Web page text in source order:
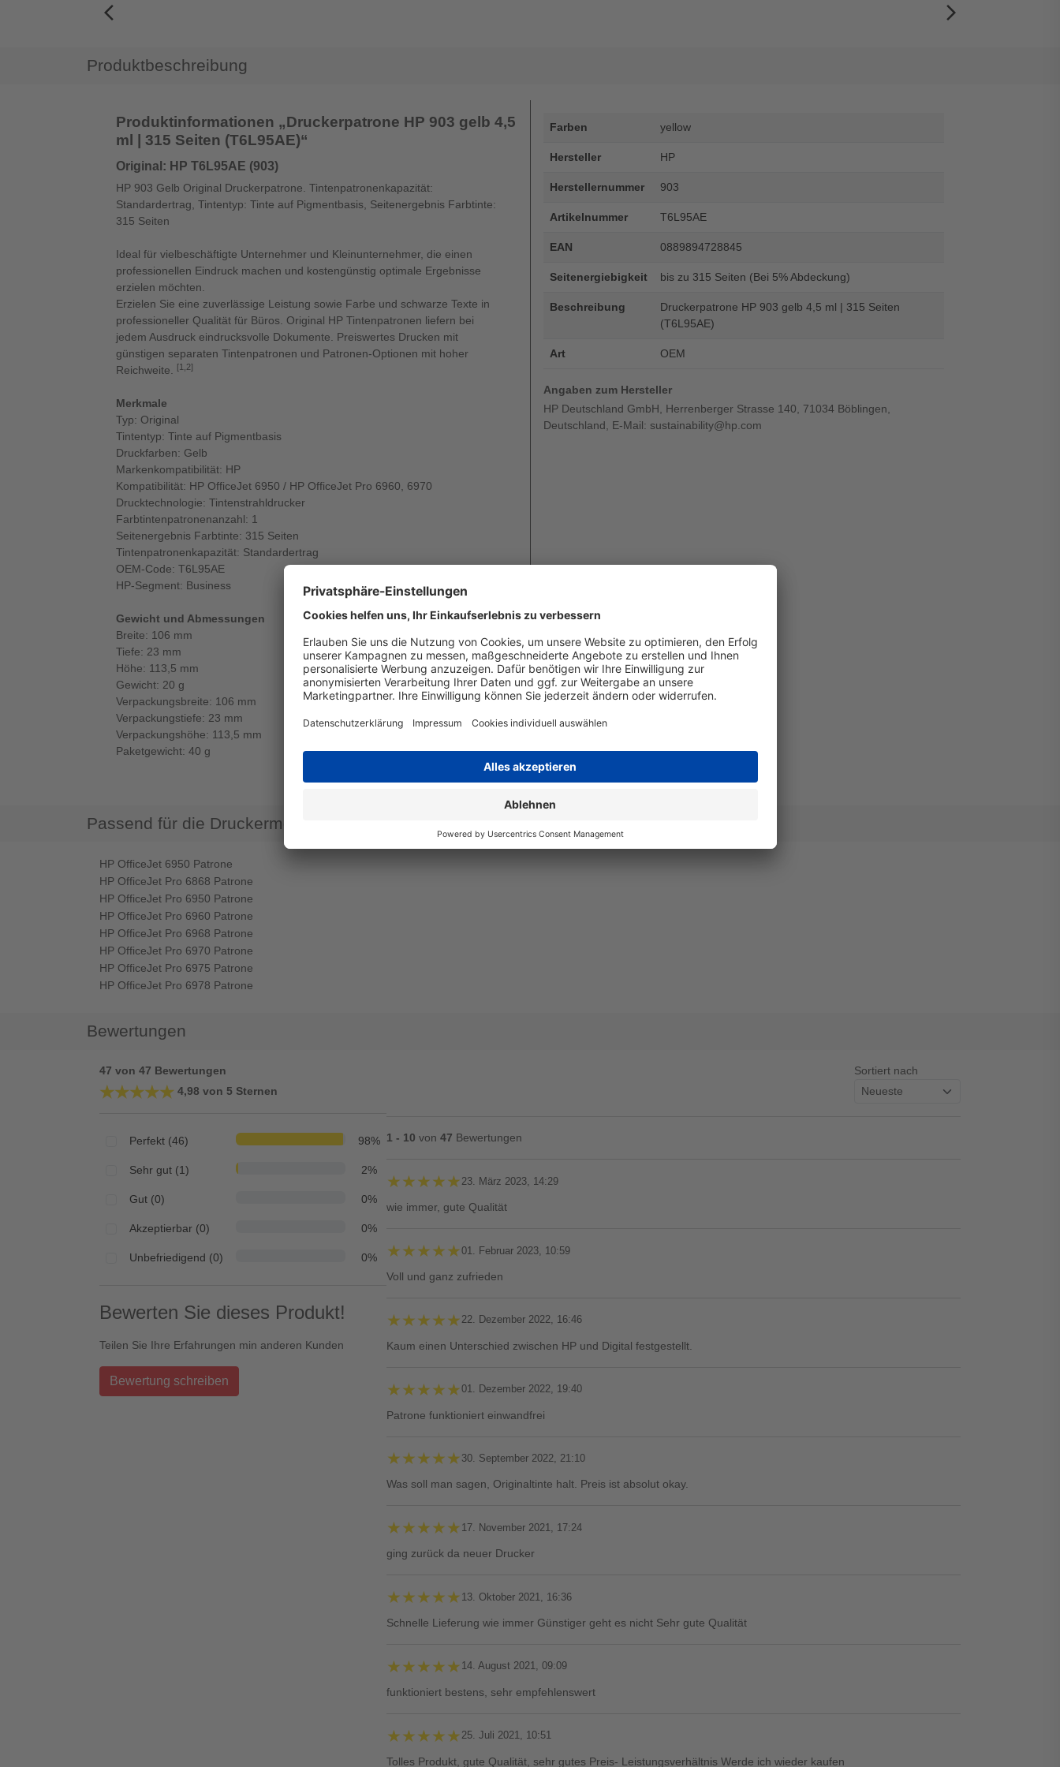
arrow_back_ios_new
arrow_forward_ios
Produktbeschreibung
Produktinformationen „Druckerpatrone HP 903 gelb 4,5
ml | 315 Seiten (T6L95AE)“
Original: HP T6L95AE (903)
HP 903 Gelb Original Druckerpatrone. Tintenpatronenkapazität:
Standardertrag, Tintentyp: Tinte auf Pigmentbasis, Seitenergebnis Farbtinte:
315 Seiten
Ideal für vielbeschäftigte Unternehmer und Kleinunternehmer, die einen
professionellen Eindruck machen und kostengünstig optimale Ergebnisse
erzielen möchten.
Erzielen Sie eine zuverlässige Leistung sowie Farbe und schwarze Texte in
professioneller Qualität für Büros. Original HP Tintenpatronen liefern bei
jedem Ausdruck eindrucksvolle Dokumente. Preiswertes Drucken mit
günstigen separaten Tintenpatronen und Patronen-Optionen mit hoher
Reichweite. [1,2]
Merkmale
Typ: Original
Tintentyp: Tinte auf Pigmentbasis
Druckfarben: Gelb
Markenkompatibilität: HP
Kompatibilität: HP OfficeJet 6950 / HP OfficeJet Pro 6960, 6970
Drucktechnologie: Tintenstrahldrucker
Farbtintenpatronenanzahl: 1
Seitenergebnis Farbtinte: 315 Seiten
Tintenpatronenkapazität: Standardertrag
OEM-Code: T6L95AE
HP-Segment: Business
Gewicht und Abmessungen
Breite: 106 mm
Tiefe: 23 mm
Höhe: 113,5 mm
Gewicht: 20 g
Verpackungsbreite: 106 mm
Verpackungstiefe: 23 mm
Verpackungshöhe: 113,5 mm
Paketgewicht: 40 g
Farben yellow
Hersteller HP
Herstellernummer 903
Artikelnummer T6L95AE
EAN 0889894728845
Seitenergiebigkeit bis zu 315 Seiten (Bei 5% Abdeckung)
Beschreibung
Druckerpatrone HP 903 gelb 4,5 ml | 315 Seiten
(T6L95AE)
Art OEM
Angaben zum Hersteller
HP Deutschland GmbH, Herrenberger Strasse 140, 71034 Böblingen,
Deutschland, E-Mail: sustainability@hp.com
Passend für die Druckermodelle
HP OfficeJet 6950 Patrone
HP OfficeJet Pro 6868 Patrone
HP OfficeJet Pro 6950 Patrone
HP OfficeJet Pro 6960 Patrone
HP OfficeJet Pro 6968 Patrone
HP OfficeJet Pro 6970 Patrone
HP OfficeJet Pro 6975 Patrone
HP OfficeJet Pro 6978 Patrone
Bewertungen
47 von 47 Bewertungen
★★★★★
★★★★★ 4,98 von 5 Sternen
Perfekt (46) 98%
Sehr gut (1) 2%
Gut (0) 0%
Akzeptierbar (0) 0%
Unbefriedigend (0) 0%
Bewerten Sie dieses Produkt!
Teilen Sie Ihre Erfahrungen min anderen Kunden
Bewertung schreiben
Sortiert nach
1 - 10 von 47 Bewertungen
★★★★★
★★★★★ 23. März 2023, 14:29
wie immer, gute Qualität
★★★★★
★★★★★01. Februar 2023, 10:59
Voll und ganz zufrieden
★★★★★
★★★★★ 22. Dezember 2022, 16:46
Kaum einen Unterschied zwischen HP und Digital festgestellt.
★★★★★
★★★★★01. Dezember 2022, 19:40
Patrone funktioniert einwandfrei
★★★★★
★★★★★ 30. September 2022, 21:10
Was soll man sagen, Originaltinte halt. Preis ist absolut okay.
★★★★★
★★★★★ 17. November 2021, 17:24
ging zurück da neuer Drucker
★★★★★
★★★★★ 13. Oktober 2021, 16:36
Schnelle Lieferung wie immer Günstiger geht es nicht Sehr gute Qualität
★★★★★
★★★★★ 14. August 2021, 09:09
funktioniert bestens, sehr empfehlenswert
★★★★★
★★★★★ 25. Juli 2021, 10:51
Tolles Produkt, gute Qualität, sehr gutes Preis- Leistungsverhältnis Werde ich wieder kaufen